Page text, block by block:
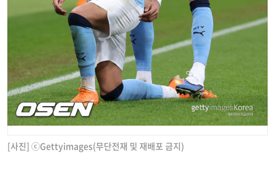
[사진] ⓒGettyimages(무단전재 및 재배포 금지)